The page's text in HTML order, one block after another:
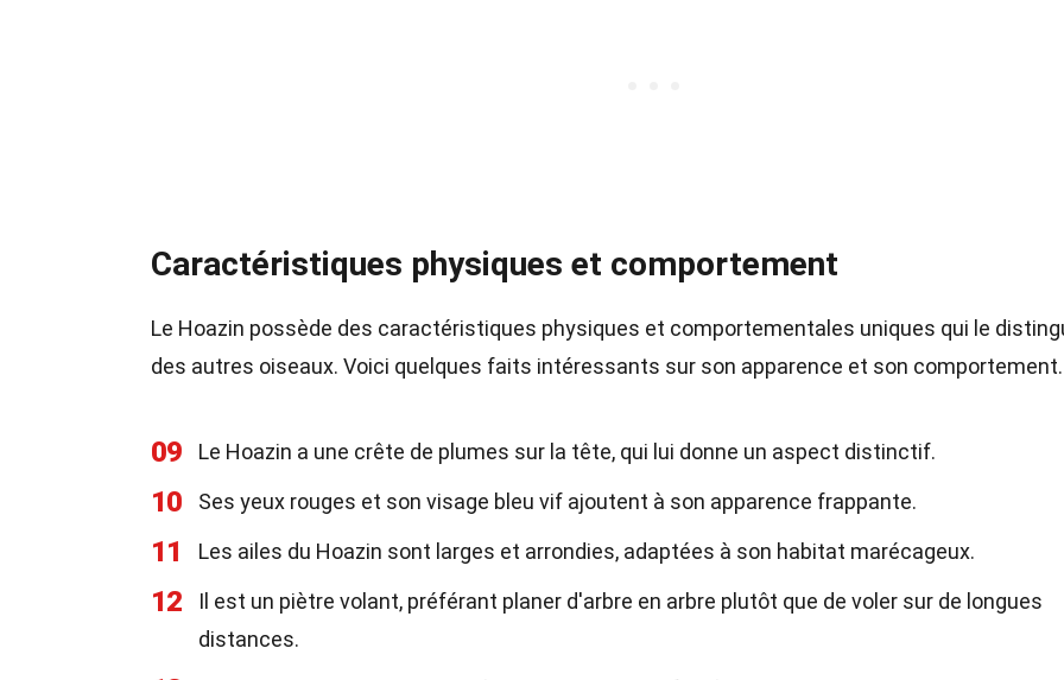
Caractéristiques physiques et comportement
Le Hoazin possède des caractéristiques physiques et comportementales uniques qui le
des autres oiseaux. Voici quelques faits intéressants sur son apparence et son comportement.
09 Le Hoazin a une crête de plumes sur la tête, qui lui donne un aspect distinctif.
10 Ses yeux rouges et son visage bleu vif ajoutent à son apparence frappante.
11 Les ailes du Hoazin sont larges et arrondies, adaptées à son habitat marécageux.
12
Il est un piètre volant, préférant planer d'arbre en arbre plutôt que de voler sur de longues
distances.